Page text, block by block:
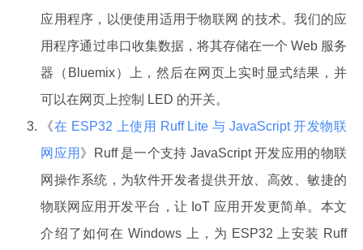
应用程序，以便使用适用于物联网 的技术。我们的应
用程序通过串口收集数据，将其存储在一个 Web 服务
器（Bluemix）上，然后在网页上实时显式结果，并
可以在网页上控制 LED 的开关。
《在 ESP32 上使用 Ruff Lite 与 JavaScript 开发物联
网应用 》Ruff 是一个支持 JavaScript 开发应用的物联
网操作系统，为软件开发者提供开放、高效、敏捷的
物联网应用开发平台，让 IoT 应用开发更简单。本文
介绍了如何在 Windows 上，为 ESP32 上安装 Ruff